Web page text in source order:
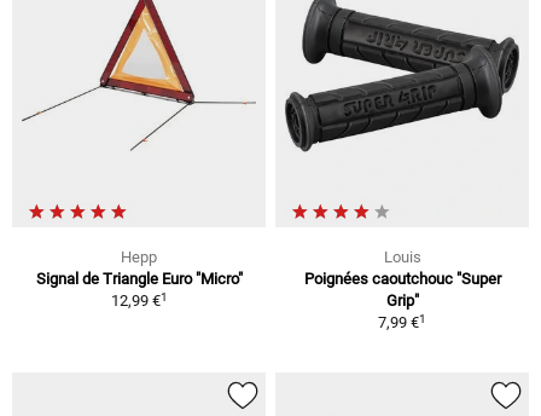
Hepp
Signal de Triangle Euro "Micro"
12,99 €1
Louis
Poignées caoutchouc "Super
Grip"
7,99 €1